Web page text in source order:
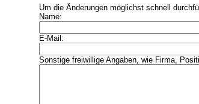
Um die Änderungen möglichst schnell
Name:
E-Mail:
Sonstige freiwillige Angaben, wie Firma,